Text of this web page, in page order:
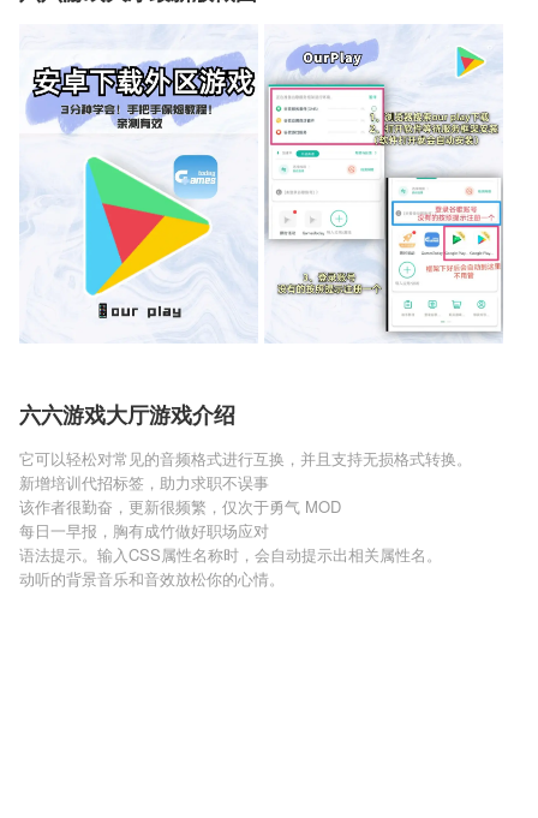
六六游戏大厅游戏介绍
它可以轻松对常见的音频格式进行互换，并且支持无损格式转换。
新增培训代招标签，助力求职不误事
该作者很勤奋，更新很频繁，仅次于勇气 MOD
每日一早报，胸有成竹做好职场应对
语法提示。输入CSS属性名称时，会自动提示出相关属性名。
动听的背景音乐和音效放松你的心情。